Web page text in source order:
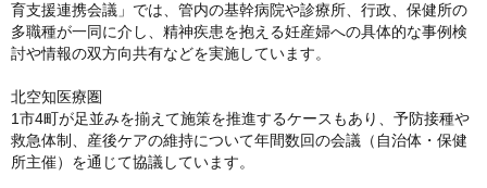
育支援連携会議」では、管内の基幹病院や診療所、行政、保健所の
多職種が一同に介し、精神疾患を抱える妊産婦への具体的な事例検
討や情報の双方向共有などを実施しています。
北空知医療圏
1市4町が足並みを揃えて施策を推進するケースもあり、予防接種や
救急体制、産後ケアの維持について年間数回の会議（自治体・保健
所主催）を通じて協議しています。